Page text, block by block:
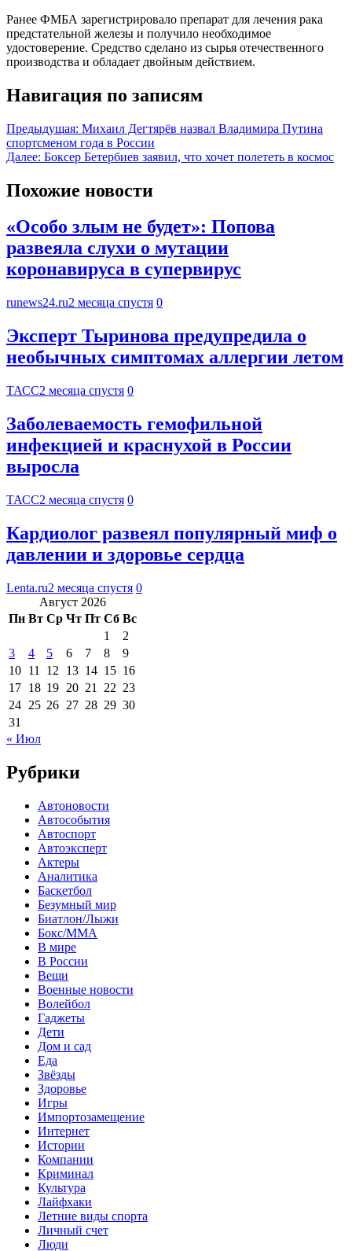
Ранее ФМБА зарегистрировало препарат для лечения рака
предстательной железы и получило необходимое
удостоверение. Средство сделано из сырья отечественного
производства и обладает двойным действием.
Навигация по записям
Предыдущая: Михаил Дегтярёв назвал Владимира Путина
спортсменом года в России
Далее: Боксер Бетербиев заявил, что хочет полететь в космос
Похожие новости
«Особо злым не будет»: Попова
развеяла слухи о мутации
коронавируса в супервирус
runews24.ru2 месяца спустя 0
Эксперт Тыринова предупредила о
необычных симптомах аллергии летом
ТАСС2 месяца спустя 0
Заболеваемость гемофильной
инфекцией и краснухой в России
выросла
ТАСС2 месяца спустя 0
Кардиолог развеял популярный миф о
давлении и здоровье сердца
Lenta.ru2 месяца спустя 0
Август 2026
Пн Вт Ср Чт Пт Сб Вс
1
2
3
4 5 6 7 8
9
10 11 12 13 14 15 16
17 18 19 20 21 22 23
24 25 26 27 28 29 30
31
« Июл
Рубрики
Автоновости
Автособытия
Автоспорт
Автоэксперт
Актеры
Аналитика
Баскетбол
Безумный мир
Биатлон/Лыжи
Бокс/MMA
В мире
В России
Вещи
Военные новости
Волейбол
Гаджеты
Дети
Дом и сад
Еда
Звёзды
Здоровье
Игры
Импортозамещение
Интернет
Истории
Компании
Криминал
Культура
Лайфхаки
Летние виды спорта
Личный счет
Люди